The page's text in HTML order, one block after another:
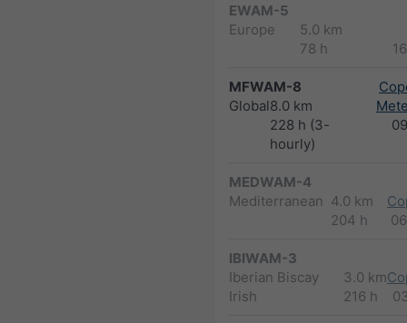
EWAM-5
Europe
5.0 km
78 h
MFWAM-8
Global8.0 km
228 h (3-
hourly)
MEDWAM-4
Mediterranean 4.0 km
204 h
IBIWAM-3
Iberian Biscay
Irish
3.0 km
216 h